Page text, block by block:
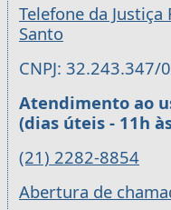
Telefone da
Santo
CNPJ: 32.243.347/
Atendimento ao
(dias úteis - 11h
(21) 2282-8854
Abertura de